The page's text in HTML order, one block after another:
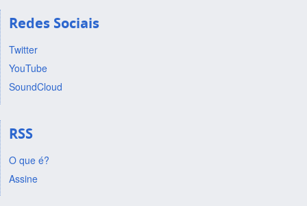
Redes Sociais
Twitter
YouTube
SoundCloud
RSS
O que é?
Assine